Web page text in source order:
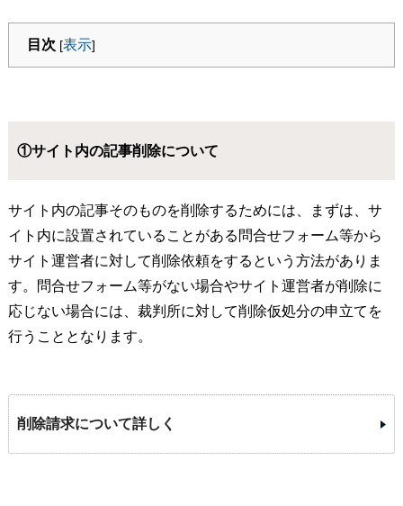
目次 [表示]
①サイト内の記事削除について
サイト内の記事そのものを削除するためには、まずは、サ
イト内に設置されていることがある問合せフォーム等から
サイト運営者に対して削除依頼をするという方法がありま
す。問合せフォーム等がない場合やサイト運営者が削除に
応じない場合には、裁判所に対して削除仮処分の申立てを
行うこととなります。
削除請求について詳しく